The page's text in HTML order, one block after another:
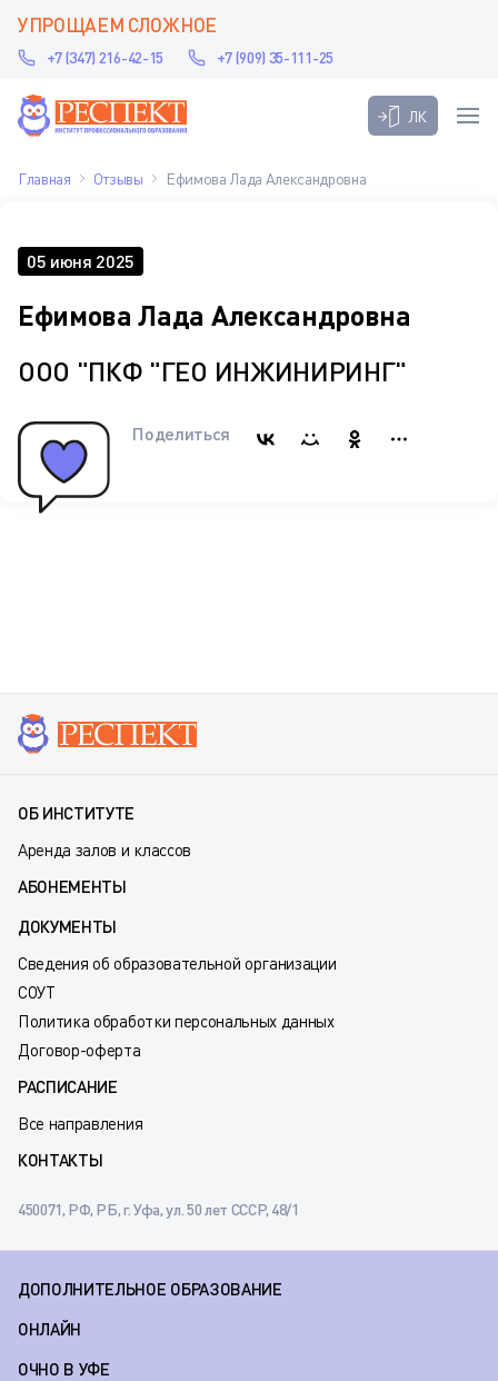
УПРОЩАЕМ СЛОЖНОЕ
+7 (347) 216-42-15 +7 (909) 35-111-25
ЛК
Главная Отзывы Ефимова Лада Александровна
05 июня 2025
Ефимова Лада Александровна
ООО "ПКФ "ГЕО ИНЖИНИРИНГ"
Поделиться
ОБ ИНСТИТУТЕ
Аренда залов и классов
АБОНЕМЕНТЫ
ДОКУМЕНТЫ
Сведения об образовательной организации
СОУТ
Политика обработки персональных данных
Договор-оферта
РАСПИСАНИЕ
Все направления
КОНТАКТЫ
450071, РФ, РБ, г. Уфа, ул. 50 лет СССР, 48/1
ДОПОЛНИТЕЛЬНОЕ ОБРАЗОВАНИЕ
ОНЛАЙН
ОЧНО В УФЕ